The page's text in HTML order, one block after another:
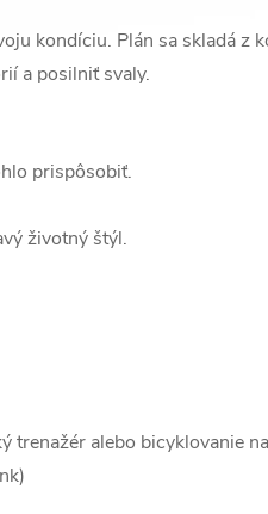
kondíciu. Plán sa skladá z
a posilniť svaly.
prispôsobiť.
životný štýl.
trenažér alebo bicyklovanie